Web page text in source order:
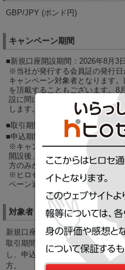
GBP/JPY (ポンド円)
キャンペーン期間
■新規口座開設期間：2026年8月3
※当社が発行する会員証の発行
キャンペーン対象者となります
を頂戴することもございます。8
設に間に合わない可能性があり
します。
■取引期間：2026年8月3日～2026
■申込期間：2026年8月3日～2026
※キャンペーン期間内に、キャ
開設後、GBP/JPY（ポンド円）
方のみが対象となります。
※ヒロセ通商にて、過去に口座
ペーン適用対象外となりますの
対象者
新規口座開設期間内に【FX経済研
取引期間内にGBP/JPY（ポンド円
し、申込期間内にキャンペーン申
方。